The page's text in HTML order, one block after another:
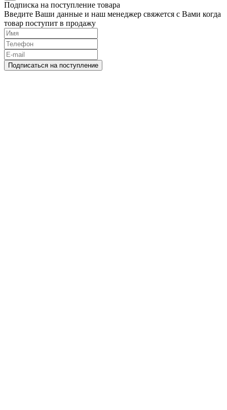
Подписка на поступление товара
Введите Ваши данные и наш менеджер свяжется с Вами когда
товар поступит в продажу